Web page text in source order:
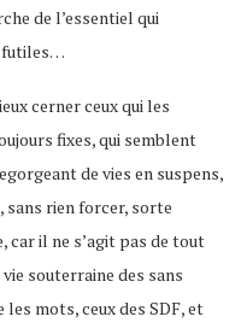
de l’essentiel qui
futiles…
cerner ceux qui les
fixes, qui semblent
de vies en suspens,
rien forcer, sorte
car il ne s’agit pas de tout
souterraine des sans
mots, ceux des SDF, et